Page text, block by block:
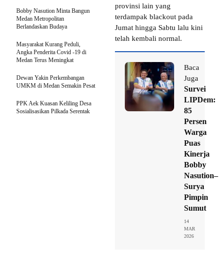
provinsi lain yang
terdampak blackout pada
Jumat hingga Sabtu lalu kini
telah kembali normal.
Baca
Juga
Survei
LIPDem:
85
Persen
Warga
Puas
Kinerja
Bobby
Nasution–
Surya
Pimpin
Sumut
14
MAR
2026
Bobby Nasution Minta Bangun
Medan Metropolitan
Berlandaskan Budaya
Masyarakat Kurang Peduli,
Angka Penderita Covid -19 di
Medan Terus Meningkat
Dewan Yakin Perkembangan
UMKM di Medan Semakin Pesat
PPK Aek Kuasan Keliling Desa
Sosialisasikan Pilkada Serentak